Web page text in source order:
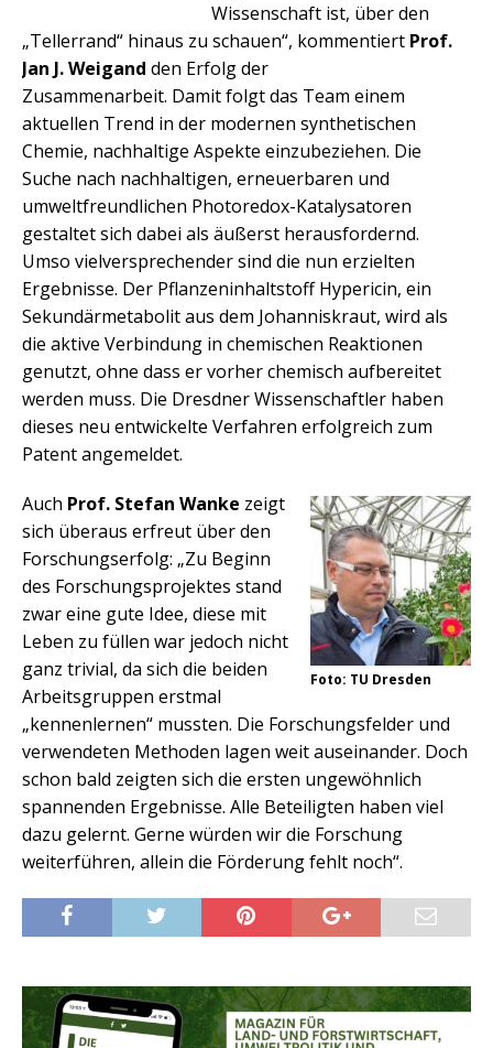
Wissenschaft ist, über den
„Tellerrand“ hinaus zu schauen“, kommentiert Prof.
Jan J. Weigand den Erfolg der
Zusammenarbeit. Damit folgt das Team einem
aktuellen Trend in der modernen synthetischen
Chemie, nachhaltige Aspekte einzubeziehen. Die
Suche nach nachhaltigen, erneuerbaren und
umweltfreundlichen Photoredox-Katalysatoren
gestaltet sich dabei als äußerst herausfordernd.
Umso vielversprechender sind die nun erzielten
Ergebnisse. Der Pflanzeninhaltstoff Hypericin, ein
Sekundärmetabolit aus dem Johanniskraut, wird als
die aktive Verbindung in chemischen Reaktionen
genutzt, ohne dass er vorher chemisch aufbereitet
werden muss. Die Dresdner Wissenschaftler haben
dieses neu entwickelte Verfahren erfolgreich zum
Patent angemeldet.
Foto: TU Dresden
Auch Prof. Stefan Wanke zeigt
sich überaus erfreut über den
Forschungserfolg: „Zu Beginn
des Forschungsprojektes stand
zwar eine gute Idee, diese mit
Leben zu füllen war jedoch nicht
ganz trivial, da sich die beiden
Arbeitsgruppen erstmal
„kennenlernen“ mussten. Die Forschungsfelder und
verwendeten Methoden lagen weit auseinander. Doch
schon bald zeigten sich die ersten ungewöhnlich
spannenden Ergebnisse. Alle Beteiligten haben viel
dazu gelernt. Gerne würden wir die Forschung
weiterführen, allein die Förderung fehlt noch“.